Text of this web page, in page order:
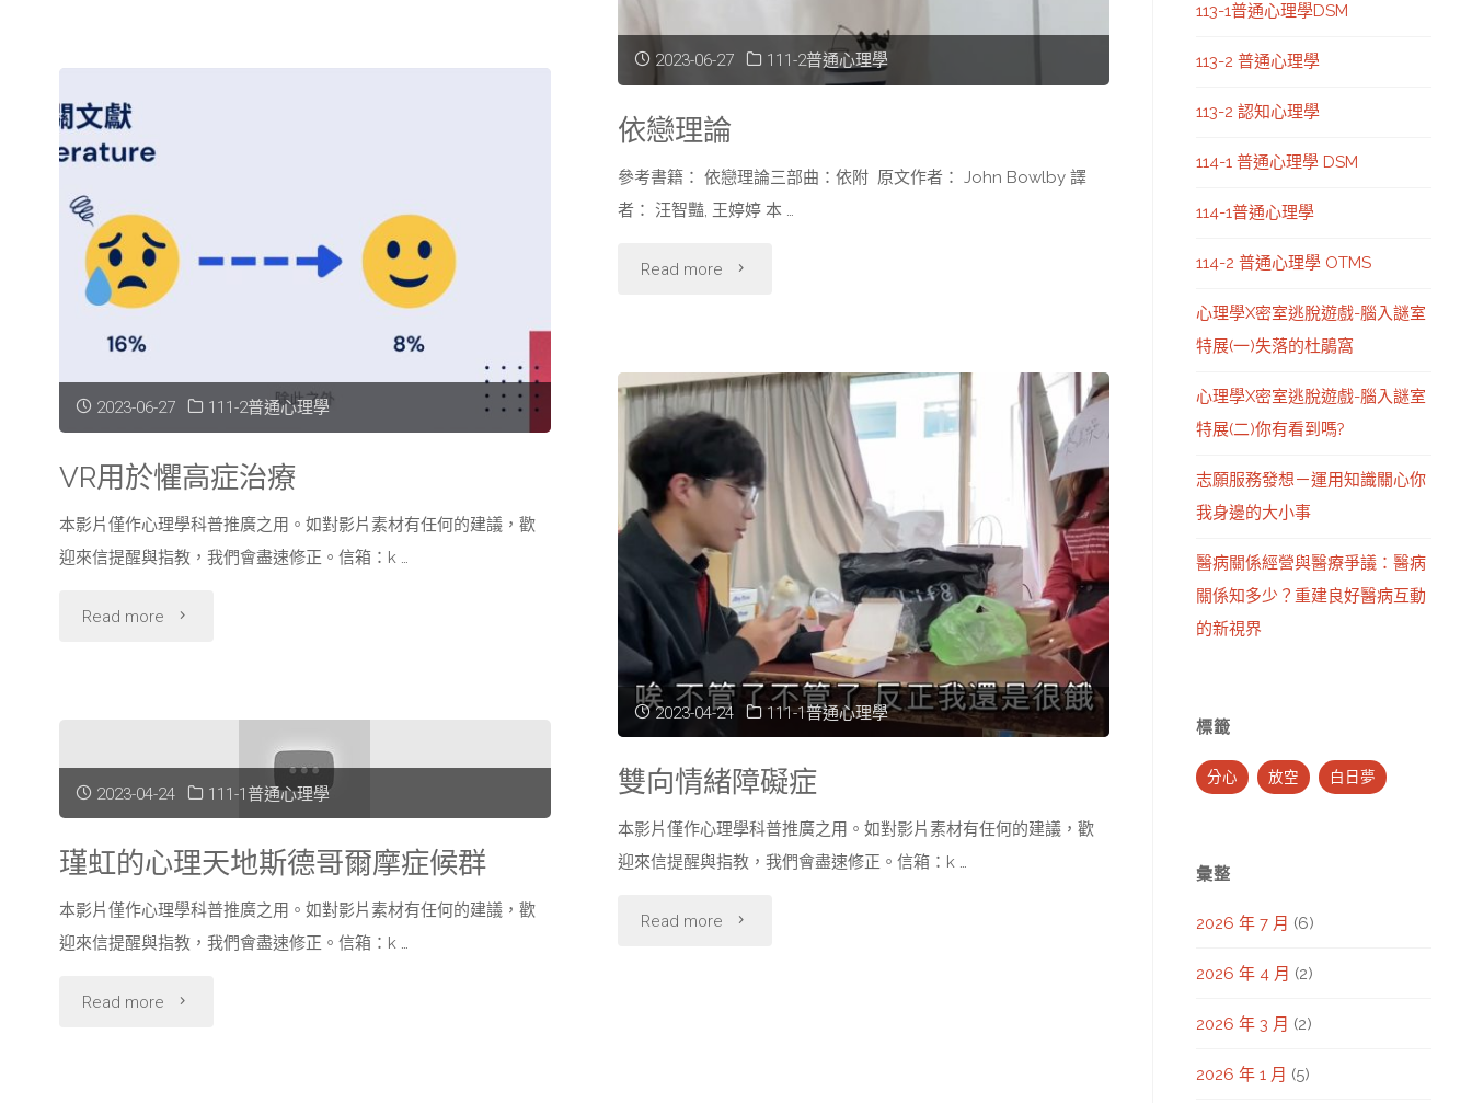
意
2023-06-27 111-2普通心理學
依戀理論
參考書籍： 依戀理論三部曲：依附 原文作者： John Bowlby 譯
者： 汪智豔, 王婷婷 本 …
Read more "依
論"
2023-06-27 111-2普通心理學
VR用於懼高症治療
本影片僅作心理學科普推廣之用。如對影片素材有任何的建議，歡
迎來信提醒與指教，我們會盡速修正。信箱：k …
Read more "VR
症
治
2023-04-24 111-1普通心理學
雙向情緒障礙症
本影片僅作心理學科普推廣之用。如對影片素材有任何的建議，歡
迎來信提醒與指教，我們會盡速修正。信箱：k …
Read more "雙
2023-04-24 111-1普通心理學
瑾虹的心理天地斯德哥爾摩症候群
本影片僅作心理學科普推廣之用。如對影片素材有任何的建議，歡
迎來信提醒與指教，我們會盡速修正。信箱：k …
Read more "瑾
113-1普通心理學DSM
113-2 普通心理學
113-2 認知心理學
114-1 普通心理學 DSM
114-1普通心理學
114-2 普通心理學 OTMS
心理學X密室逃脫遊戲-腦入謎室
特展(一)失落的杜鵑窩
心理學X密室逃脫遊戲-腦入謎室
特展(二)你有看到嗎?
志願服務發想－運用知識關心你
我身邊的大小事
醫病關係經營與醫療爭議：醫病
關係知多少？重建良好醫病互動
的新視界
標籤
分心 放空 白日夢
彙整
2026 年 7 月 (6)
2026 年 4 月 (2)
2026 年 3 月 (2)
2026 年 1 月 (5)